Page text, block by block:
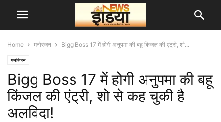
Home मनोरंजन Bigg Boss 17 में होगी अनुपमा की बहू किंजल की एंट्री, शो...
मनोरंजन
Bigg Boss 17 में होगी अनुपमा की बहू
किंजल की एंट्री, शो से कह चुकी है
अलविदा!